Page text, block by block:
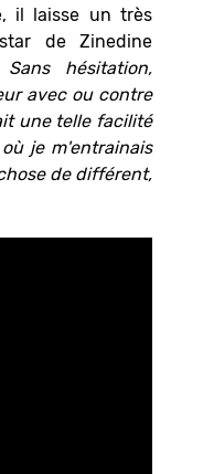
il laisse un très
de Zinedine
Sans hésitation,
avec ou contre
une telle facilité
je m'entrainais
de différent,